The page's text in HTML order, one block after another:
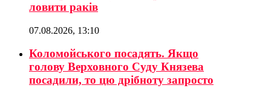
ловити раків
07.08.2026, 13:10
Коломойського посадять. Якщо
голову Верховного Суду Князева
посадили, то цю дрібноту запросто